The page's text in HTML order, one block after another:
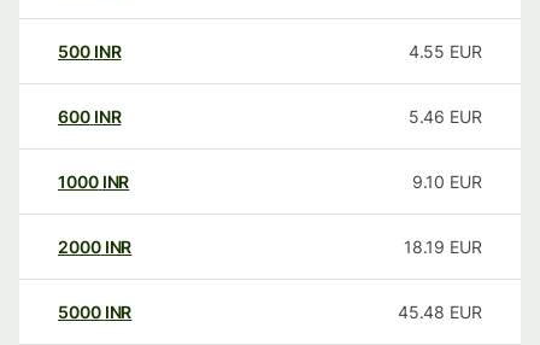
500 INR 4.55 EUR
600 INR 5.46 EUR
1000 INR 9.10 EUR
2000 INR 18.19 EUR
5000 INR 45.48 EUR